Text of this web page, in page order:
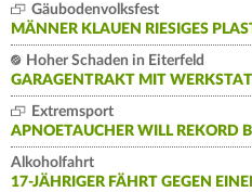
Gäubodenvolksfest
MÄNNER KLAUEN RIESIGES
Hoher Schaden in Eiterfeld
GARAGENTRAKT MIT
Extremsport
APNOETAUCHER WILL REKORD
Alkoholfahrt
17-JÄHRIGER FÄHRT GEGEN